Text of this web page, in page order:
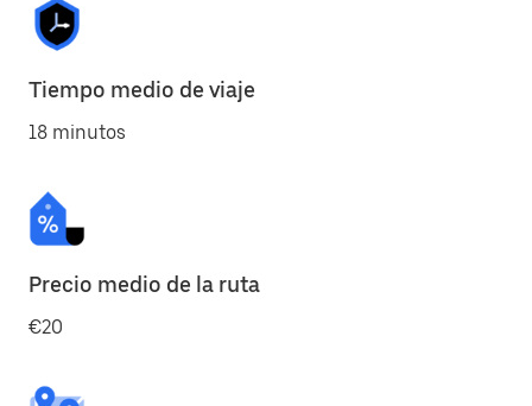
Tiempo medio de viaje
18 minutos
Precio medio de la ruta
€20